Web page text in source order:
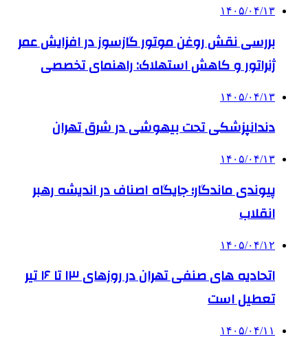
۱۴۰۵/۰۴/۱۳
بررسی نقش روغن موتور گازسوز در افزایش عمر
ژنراتور و کاهش استهلاک: راهنمای تخصصی
۱۴۰۵/۰۴/۱۳
دندانپزشکی تحت بیهوشی در شرق تهران
۱۴۰۵/۰۴/۱۳
پیوندی ماندگار؛ جایگاه اصناف در اندیشه رهبر
انقلاب
۱۴۰۵/۰۴/۱۲
اتحادیه های صنفی تهران در روزهای ۱۳ تا ۱۶ تیر
تعطیل است
۱۴۰۵/۰۴/۱۱